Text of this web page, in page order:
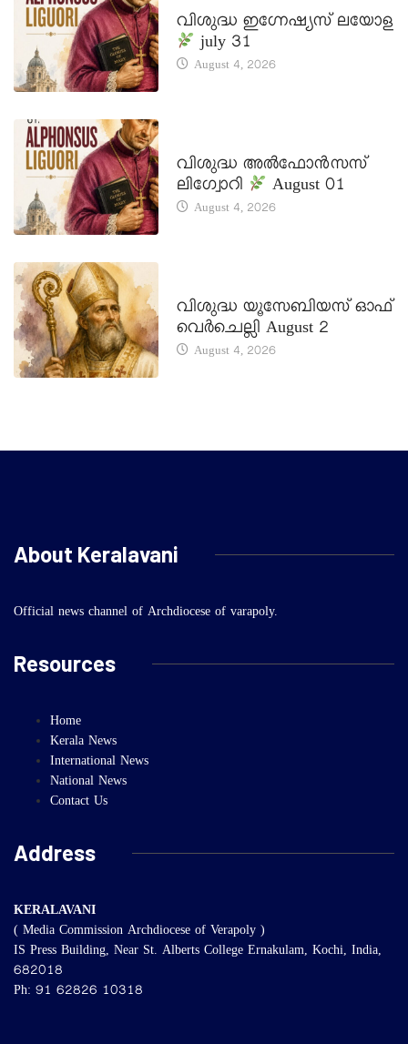
വിശുദ്ധ ഇഗ്നേഷ്യസ് ലയോള
july 31
August 4, 2026
വിശുദ്ധ അൽഫോൻസസ്
ലിഗ്വോറി
August 01
August 4, 2026
വിശുദ്ധ യൂസേബിയസ് ഓഫ്
വെർചെല്ലി August 2
August 4, 2026
About Keralavani
Official news channel of Archdiocese of varapoly.
Resources
Home
Kerala News
International News
National News
Contact Us
Address
KERALAVANI
( Media Commission Archdiocese of Verapoly )
IS Press Building, Near St. Alberts College Ernakulam, Kochi, India,
682018
Ph: 91 62826 10318